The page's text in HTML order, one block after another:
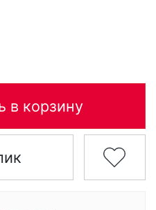
в корзину